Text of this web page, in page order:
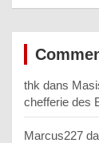
thk dans
chefferie des
Marcus227